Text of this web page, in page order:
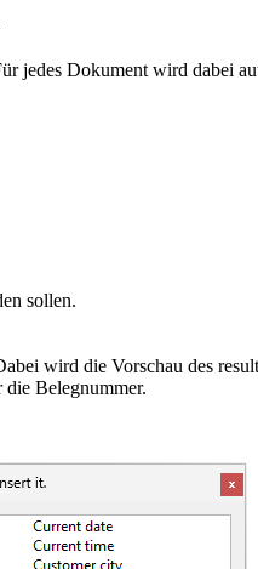
jedes Dokument wird dabei
sollen.
wird die Vorschau des
Belegnummer.